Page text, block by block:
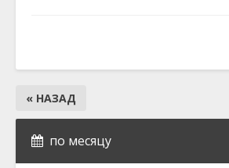
« НАЗАД
по месяцу